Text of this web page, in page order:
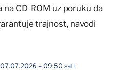
CD-ROM uz poruku da
trajnost, navodi
07.07.2026 – 09:50 sati